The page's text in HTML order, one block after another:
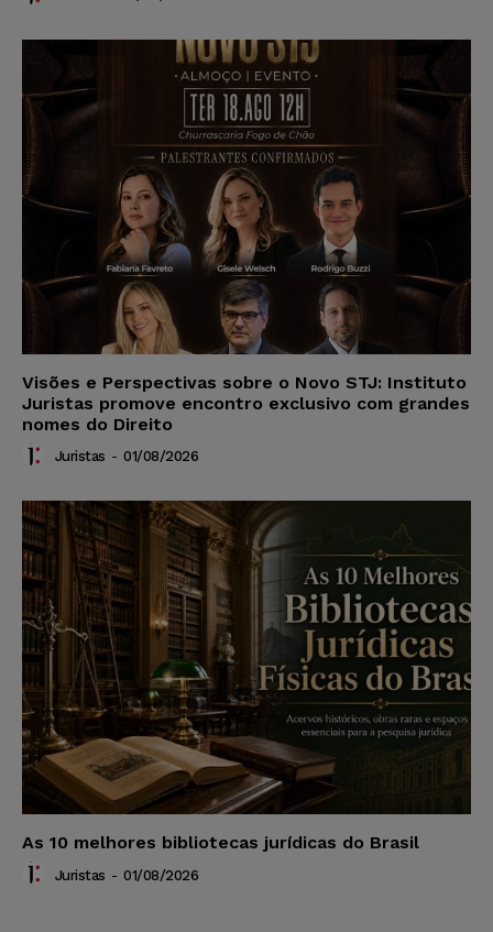
Visões e Perspectivas sobre o Novo STJ: Instituto
Juristas promove encontro exclusivo com grandes
nomes do Direito
Juristas - 01/08/2026
As 10 melhores bibliotecas jurídicas do Brasil
Juristas - 01/08/2026